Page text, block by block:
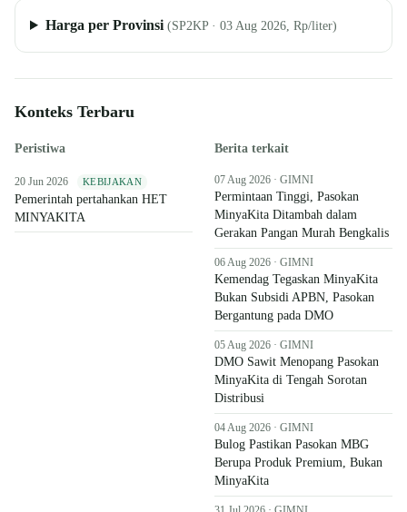
Harga per Provinsi (SP2KP · 03 Aug 2026, Rp/liter)
Konteks Terbaru
Peristiwa
20 Jun 2026 KEBIJAKAN
Pemerintah pertahankan HET
MINYAKITA
Berita terkait
07 Aug 2026 · GIMNI
Permintaan Tinggi, Pasokan
MinyaKita Ditambah dalam
Gerakan Pangan Murah Bengkalis
06 Aug 2026 · GIMNI
Kemendag Tegaskan MinyaKita
Bukan Subsidi APBN, Pasokan
Bergantung pada DMO
05 Aug 2026 · GIMNI
DMO Sawit Menopang Pasokan
MinyaKita di Tengah Sorotan
Distribusi
04 Aug 2026 · GIMNI
Bulog Pastikan Pasokan MBG
Berupa Produk Premium, Bukan
MinyaKita